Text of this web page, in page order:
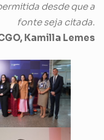
desde que a
fonte seja citada.
Kamilla Lemes